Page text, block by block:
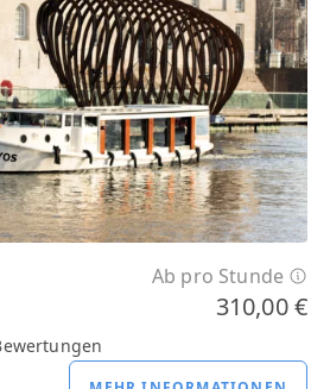
Ab pro Stunde
310,00 €